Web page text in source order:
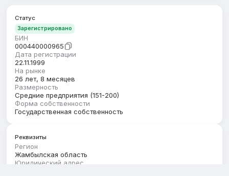
Статус
Зарегистрировано
БИН
000440000965
Дата регистрации
22.11.1999
На рынке
26 лет, 8 месяцев
Размерность
Средние предприятия (151-200)
Форма собственности
Государственная собственность
Реквизиты
Регион
Жамбылская область
Юридический адрес